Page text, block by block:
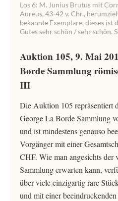
Los 6: M. Junius Brutus mit
Aureus, 43-42 v. Chr.,
bekannte Exemplare, dieses ist
Gutes sehr schön / sehr schön.
Auktion 105, 9. Mai
Borde Sammlung
III
Die Auktion 105 repräsentiert
George La Borde Sammlung
und ist mindestens genauso
Vorgänger mit einer
CHF. Wie man angesichts der
Sammlung erwarten kann,
über viele einzigartig rare
und mit einer